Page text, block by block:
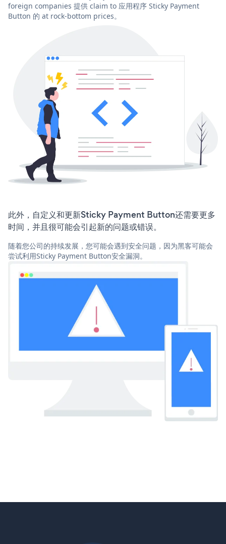
foreign companies 提供 claim to 应用程序 Sticky Payment
Button 的 at rock-bottom prices。
此外，自定义和更新Sticky Payment Button还需要更多
时间，并且很可能会引起新的问题或错误。
随着您公司的持续发展，您可能会遇到安全问题，因为黑客可能会
尝试利用Sticky Payment Button安全漏洞。